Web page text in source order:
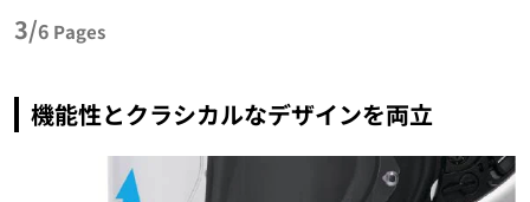
3/6 Pages
機能性とクラシカルなデザインを両立